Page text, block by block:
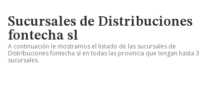
Sucursales de Distribuciones
fontecha sl
A continuación le mostramos el listado de las sucursales de
Distribuciones fontecha sl en todas las provincia que tengan hasta 3
sucursales.